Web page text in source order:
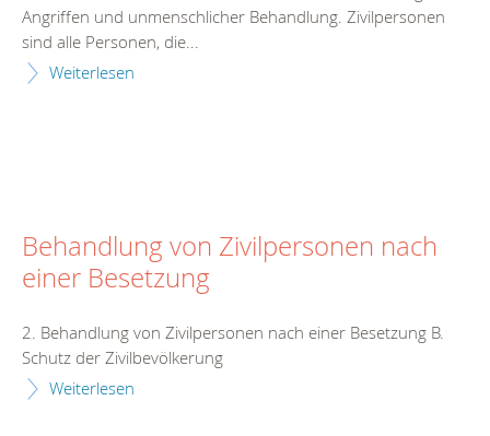
Angriffen und unmenschlicher Behandlung. Zivilpersonen
sind alle Personen, die...
Weiterlesen
Behandlung von Zivilpersonen nach
einer Besetzung
2. Behandlung von Zivilpersonen nach einer Besetzung B.
Schutz der Zivilbevölkerung
Weiterlesen